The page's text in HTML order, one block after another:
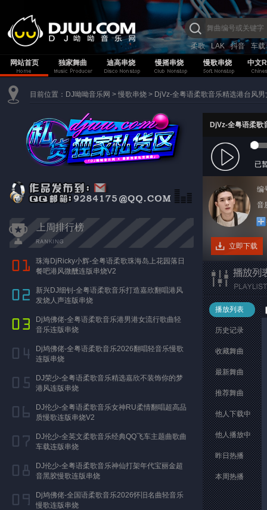
柔歌 LAK 抖音
车载
网站首页
独家舞曲 迪高串烧 慢摇串烧 慢歌串烧 中文
目前位置： DJ呦呦音乐网 > 慢歌串烧 > DjVz-全粤语柔歌音乐精选港台风
上周排行榜
珠海DjRicky小辉-全粤语柔歌珠海岛上花园落日
餐吧港风微醺连版串烧V2
新兴DJ细钊-全粤语柔歌音乐打造嘉欣翻唱港风
发烧人声连版串烧
Dj鸠佛佬-全粤语柔歌音乐港男港女流行歌曲轻
音乐连版串烧
Dj鸠佛佬-全粤语柔歌音乐2026翻唱轻音乐慢歌
连版串烧
DJ荣少-全粤语柔歌音乐精选嘉欣不装饰你的梦
港风连版串烧
DJ伦少-全粤语柔歌音乐女神RU柔情翻唱超高品
质慢歌连版串烧V2
DJ伦少-全英文柔歌音乐经典QQ飞车主题曲歌曲
车载连版串烧
DJ伦少-全粤语柔歌音乐神仙打架年代宝丽金超
音黑胶慢歌连版串烧
Dj鸠佛佬-全国语柔歌音乐2026怀旧名曲轻音乐
慢歌连版串烧
DjVz-全粤语柔歌
已
编
音
立即下载
播放列表
历史记录
收藏舞曲
最新舞曲
推荐舞曲
他人下载中
他人播放中
昨日热播
本周热播